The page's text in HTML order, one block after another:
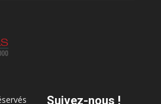
Suivez-nous !